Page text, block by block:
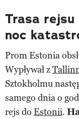
Trasa rejsu
noc
Prom Estonia
Wypływał z
Sztokholmu
samego dnia o
rejs do Estonii.